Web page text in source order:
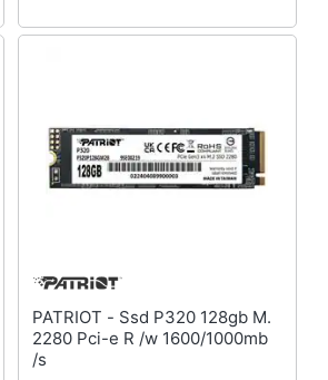
PATRIOT - Ssd P320 128gb M.
2280 Pci-e R /w 1600/1000mb
/s